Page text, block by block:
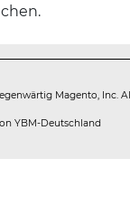
Magento, Inc.
YBM-Deutschland